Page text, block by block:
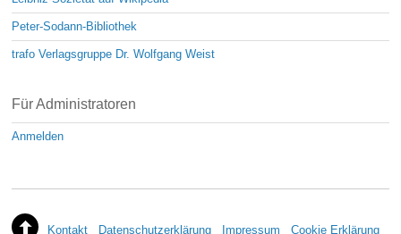
Peter-Sodann-Bibliothek
trafo Verlagsgruppe Dr. Wolfgang Weist
Für Administratoren
Anmelden
Kontakt Datenschutzerklärung Impressum Cookie Erklärung